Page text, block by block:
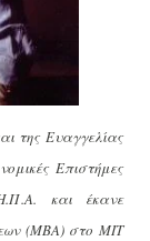
της Ευαγγελίας
Επιστήμες
και έκανε
(ΜΒΑ) στο ΜΙΤ